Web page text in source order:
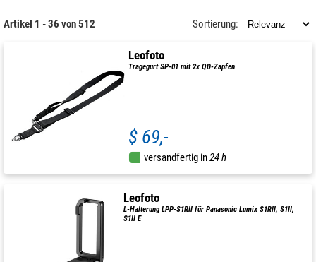
Artikel 1 - 36 von 512 Sortierung:
Leofoto
Tragegurt SP-01 mit 2x QD-Zapfen
$ 69,-
versandfertig in24 h
Leofoto
L-Halterung LPP-S1RII für Panasonic Lumix S1RII, S1II,
S1II E